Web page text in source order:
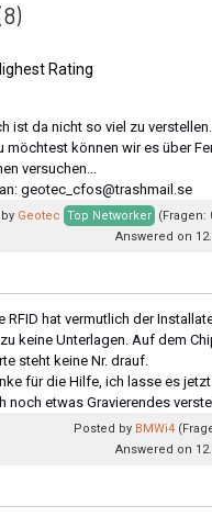
Rating
ist da nicht so viel zu
möchtest können wir es über
versuchen...
geotec_cfos@trashmail.se
Geotec Top Networker (Fragen:
Answered on
RFID hat vermutlich der
keine Unterlagen. Auf dem
steht keine Nr. drauf.
für die Hilfe, ich lasse es
noch etwas Gravierendes
Posted by BMWi4
Answered on